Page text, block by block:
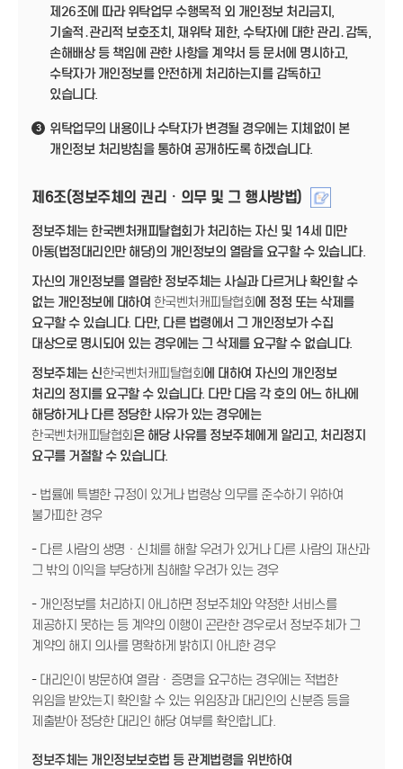
제26조에 따라 위탁업무 수행목적 외 개인정보 처리금지,
기술적․관리적 보호조치, 재위탁 제한, 수탁자에 대한 관리․감독,
손해배상 등 책임에 관한 사항을 계약서 등 문서에 명시하고,
수탁자가 개인정보를 안전하게 처리하는지를 감독하고
있습니다.
3
위탁업무의 내용이나 수탁자가 변경될 경우에는 지체없이 본
개인정보 처리방침을 통하여 공개하도록 하겠습니다.
제6조(정보주체의 권리ㆍ의무 및 그 행사방법)
정보주체는 한국벤처캐피탈협회가 처리하는 자신 및 14세 미만
아동(법정대리인만 해당)의 개인정보의 열람을 요구할 수 있습니다.
자신의 개인정보를 열람한 정보주체는 사실과 다르거나 확인할 수
없는 개인정보에 대하여 한국벤처캐피탈협회에 정정 또는 삭제를
요구할 수 있습니다. 다만, 다른 법령에서 그 개인정보가 수집
대상으로 명시되어 있는 경우에는 그 삭제를 요구할 수 없습니다.
정보주체는 신한국벤처캐피탈협회에 대하여 자신의 개인정보
처리의 정지를 요구할 수 있습니다. 다만 다음 각 호의 어느 하나에
해당하거나 다른 정당한 사유가 있는 경우에는
한국벤처캐피탈협회은 해당 사유를 정보주체에게 알리고, 처리정지
요구를 거절할 수 있습니다.
- 법률에 특별한 규정이 있거나 법령상 의무를 준수하기 위하여
불가피한 경우
- 다른 사람의 생명ㆍ신체를 해할 우려가 있거나 다른 사람의 재산과
그 밖의 이익을 부당하게 침해할 우려가 있는 경우
- 개인정보를 처리하지 아니하면 정보주체와 약정한 서비스를
제공하지 못하는 등 계약의 이행이 곤란한 경우로서 정보주체가 그
계약의 해지 의사를 명확하게 밝히지 아니한 경우
- 대리인이 방문하여 열람ㆍ증명을 요구하는 경우에는 적법한
위임을 받았는지 확인할 수 있는 위임장과 대리인의 신분증 등을
제출받아 정당한 대리인 해당 여부를 확인합니다.
정보주체는 개인정보보호법 등 관계법령을 위반하여